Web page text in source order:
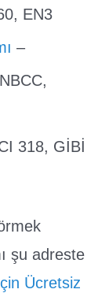
EN3
–
318, GİBİ
şu adreste
Ücretsiz